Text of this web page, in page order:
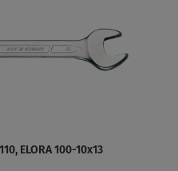
ELORA 100-10x13